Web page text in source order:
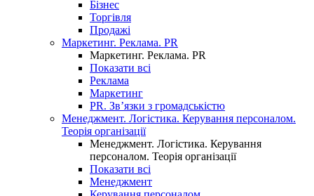
Бізнес
Торгівля
Продажі
Маркетинг. Реклама. PR
Маркетинг. Реклама. PR
Показати всі
Реклама
Маркетинг
PR. Зв’язки з громадськістю
Менеджмент. Логістика. Керування персоналом.
Теорія організації
Менеджмент. Логістика. Керування
персоналом. Теорія організації
Показати всі
Менеджмент